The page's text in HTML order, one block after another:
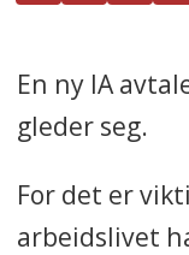
En ny IA
gleder seg.
For det er
arbeidslivet